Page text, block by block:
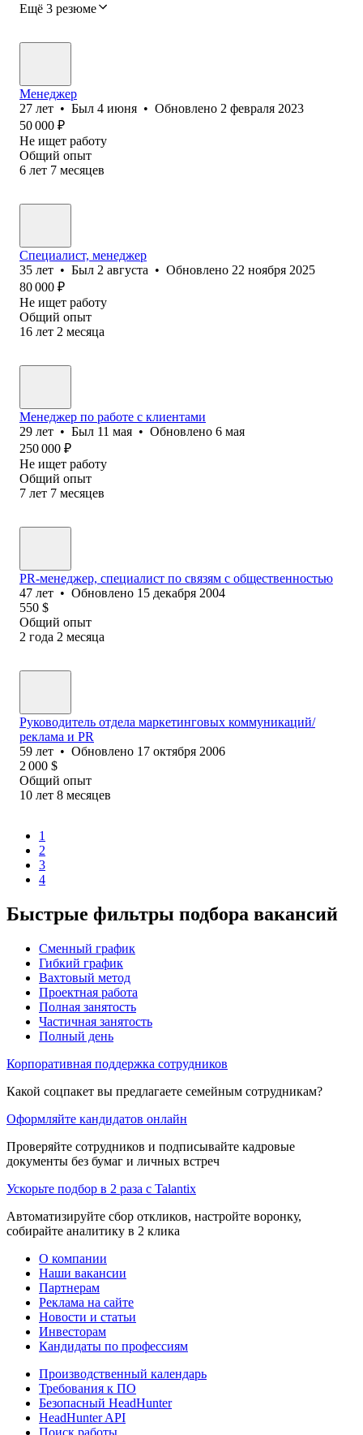
Ещё 3 резюме
Менеджер
27 лет • Был 4 июня • Обновлено 2 февраля 2023
50 000 ₽
Не ищет работу
Общий опыт
6 лет 7 месяцев
Специалист, менеджер
35 лет • Был 2 августа • Обновлено 22 ноября 2025
80 000 ₽
Не ищет работу
Общий опыт
16 лет 2 месяца
Менеджер по работе с клиентами
29 лет • Был 11 мая • Обновлено 6 мая
250 000 ₽
Не ищет работу
Общий опыт
7 лет 7 месяцев
PR-менеджер, специалист по связям с общественностью
47 лет • Обновлено 15 декабря 2004
550 $
Общий опыт
2 года 2 месяца
Руководитель отдела маркетинговых коммуникаций/
реклама и PR
59 лет • Обновлено 17 октября 2006
2 000 $
Общий опыт
10 лет 8 месяцев
1
2
3
4
Быстрые фильтры подбора вакансий
Сменный график
Гибкий график
Вахтовый метод
Проектная работа
Полная занятость
Частичная занятость
Полный день
Корпоративная поддержка сотрудников
Какой соцпакет вы предлагаете семейным сотрудникам?
Оформляйте кандидатов онлайн
Проверяйте сотрудников и подписывайте кадровые
документы без бумаг и личных встреч
Ускорьте подбор в 2 раза с Talantix
Автоматизируйте сбор откликов, настройте воронку,
собирайте аналитику в 2 клика
О компании
Наши вакансии
Партнерам
Реклама на сайте
Новости и статьи
Инвесторам
Кандидаты по профессиям
Производственный календарь
Требования к ПО
Безопасный HeadHunter
HeadHunter API
Поиск работы